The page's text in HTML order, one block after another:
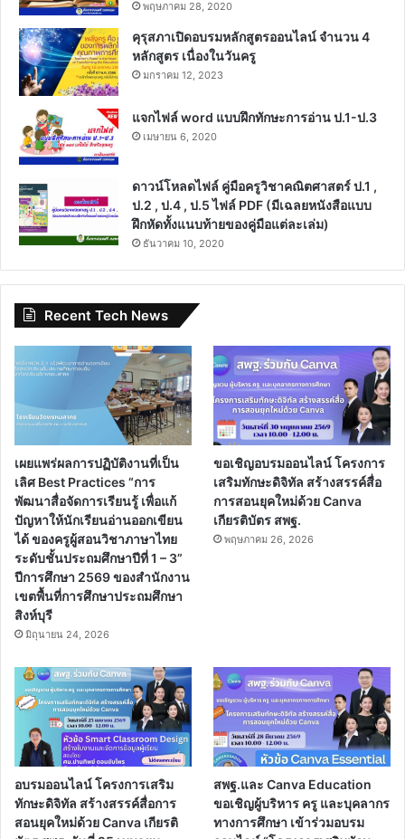
พฤษภาคม 28, 2020
คุรุสภาเปิดอบรมหลักสูตรออนไลน์ จำนวน 4
หลักสูตร เนื่องในวันครู
มกราคม 12, 2023
แจกไฟล์ word แบบฝึกทักษะการอ่าน ป.1-ป.3
เมษายน 6, 2020
ดาวน์โหลดไฟล์ คู่มือครูวิชาคณิตศาสตร์ ป.1 ,
ป.2 , ป.4 , ป.5 ไฟล์ PDF (มีเฉลยหนังสือแบบ
ฝึกหัดทั้งแนบท้ายของคู่มือแต่ละเล่ม)
ธันวาคม 10, 2020
Recent Tech News
เผยแพร่ผลการปฏิบัติงานที่เป็น
เลิศ Best Practices “การ
พัฒนาสื่อจัดการเรียนรู้ เพื่อแก้
ปัญหาให้นักเรียนอ่านออกเขียน
ได้ ของครูผู้สอนวิชาภาษาไทย
ระดับชั้นประถมศึกษาปีที่ 1 – 3”
ปีการศึกษา 2569 ของสำนักงาน
เขตพื้นที่การศึกษาประถมศึกษา
สิงห์บุรี
มิถุนายน 24, 2026
ขอเชิญอบรมออนไลน์ โครงการ
เสริมทักษะดิจิทัล สร้างสรรค์สื่อ
การสอนยุคใหม่ด้วย Canva
เกียรติบัตร สพฐ.
พฤษภาคม 26, 2026
อบรมออนไลน์ โครงการเสริม
ทักษะดิจิทัล สร้างสรรค์สื่อการ
สอนยุคใหม่ด้วย Canva เกียรติ
สพฐ.และ Canva Education
ขอเชิญผู้บริหาร ครู และบุคลากร
ทางการศึกษา เข้าร่วมอบรม